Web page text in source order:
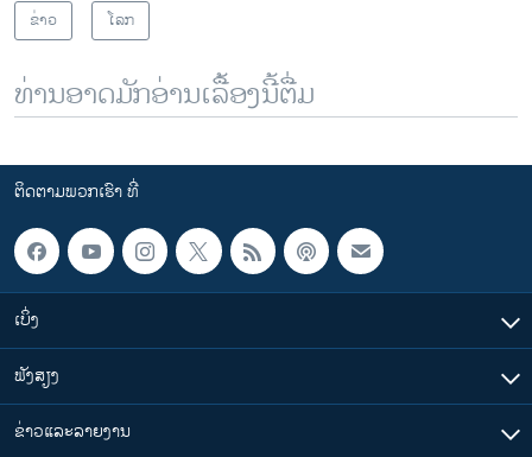
ຂ່າວ
ໂລກ
ທ່ານອາດມັກອ່ານເລື້ອງນີ້ຕື່ມ
ຕິດຕາມພວກເຮົາ ທີ່
ເບິ່ງ
ຟັງສຽງ
ຂ່າວແລະລາຍງານ